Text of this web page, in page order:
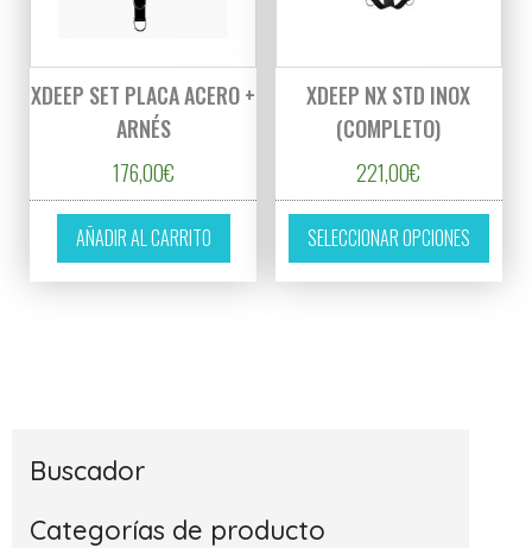
XDEEP SET PLACA ACERO +
ARNÉS
176,00€
AÑADIR AL CARRITO
XDEEP NX STD INOX
(COMPLETO)
221,00€
SELECCIONAR OPCIONES
Este
Buscador
Categorías de producto